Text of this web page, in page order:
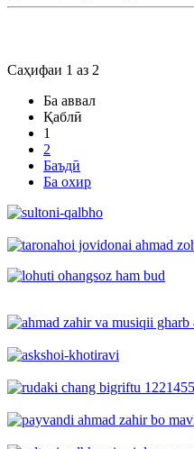
Саҳифаи 1 аз 2
Ба аввал
Қаблӣ
1
2
Баъдӣ
Ба охир